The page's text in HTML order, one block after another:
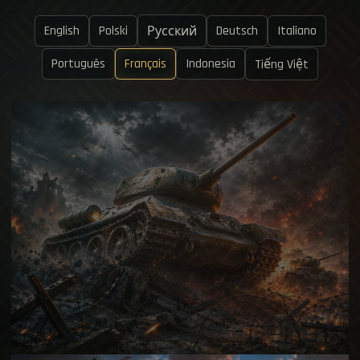
English Polski Русский Deutsch
Italiano
Português
Français Indonesia Tiếng Việt